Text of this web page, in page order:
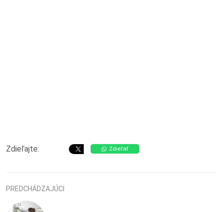
Zdieľajte: Zdieľať
PREDCHÁDZAJÚCI